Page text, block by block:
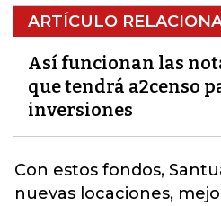
ARTÍCULO
Así funcionan las
que tendrá a2censo
inversiones
Con estos fondos,
nuevas locaciones,